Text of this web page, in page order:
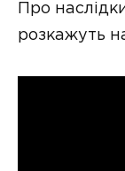
Про
розкажуть